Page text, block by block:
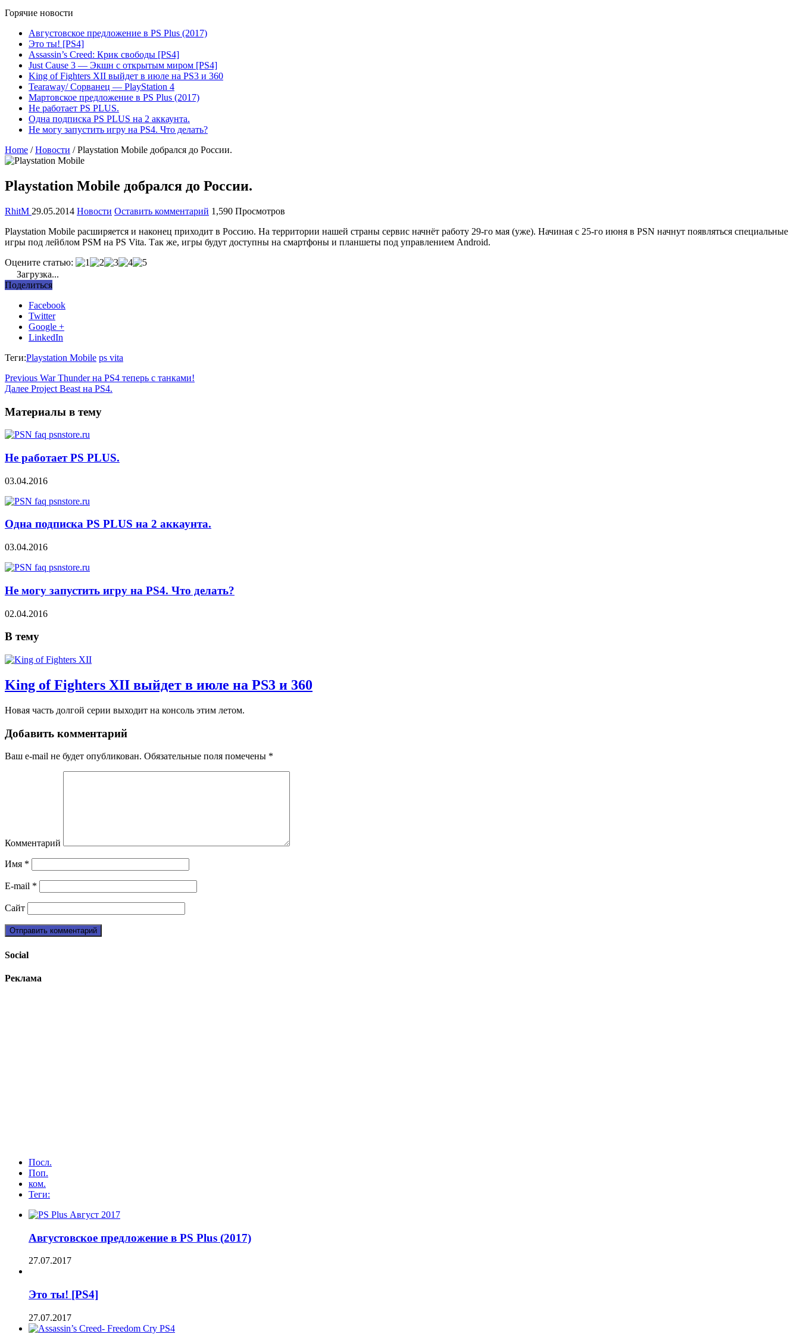
Горячие новости
Августовское предложение в PS Plus (2017)
Это ты! [PS4]
Assassin’s Creed: Крик свободы [PS4]
Just Cause 3 — Экшн с открытым миром [PS4]
King of Fighters XII выйдет в июле на PS3 и 360
Tearaway/ Сорванец — PlayStation 4
Мартовское предложение в PS Plus (2017)
Не работает PS PLUS.
Одна подписка PS PLUS на 2 аккаунта.
Не могу запустить игру на PS4. Что делать?
Home / Новости / Playstation Mobile добрался до России.
Playstation Mobile добрался до России.
RhitM 29.05.2014 Новости Оставить комментарий 1,590 Просмотров
Playstation Mobile расширяется и наконец приходит в Россию. На территории нашей страны сервис начнёт работу 29-го мая (уже). Начиная с 25-го июня в PSN начнут появляться специальные
игры под лейблом PSM на PS Vita. Так же, игры будут доступны на смартфоны и планшеты под управлением Android.
Оцените статью:
Загрузка...
Поделиться
Facebook
Twitter
Google +
LinkedIn
Теги:Playstation Mobile ps vita
Previous War Thunder на PS4 теперь с танками!
Далее Project Beast на PS4.
Материалы в тему
Не работает PS PLUS.
03.04.2016
Одна подписка PS PLUS на 2 аккаунта.
03.04.2016
Не могу запустить игру на PS4. Что делать?
02.04.2016
В тему
King of Fighters XII выйдет в июле на PS3 и 360
Новая часть долгой серии выходит на консоль этим летом.
Добавить комментарий
Ваш e-mail не будет опубликован. Обязательные поля помечены *
Комментарий
Имя *
E-mail *
Сайт
Social
Реклама
Посл.
Поп.
ком.
Теги:
Августовское предложение в PS Plus (2017)
27.07.2017
Это ты! [PS4]
27.07.2017